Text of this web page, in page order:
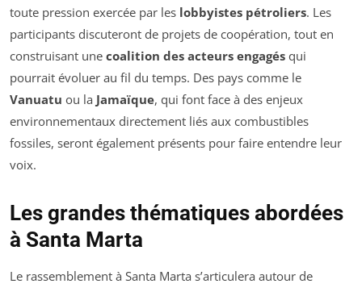
toute pression exercée par les lobbyistes pétroliers. Les
participants discuteront de projets de coopération, tout en
construisant une coalition des acteurs engagés qui
pourrait évoluer au fil du temps. Des pays comme le
Vanuatu ou la Jamaïque, qui font face à des enjeux
environnementaux directement liés aux combustibles
fossiles, seront également présents pour faire entendre leur
voix.
Les grandes thématiques abordées
à Santa Marta
Le rassemblement à Santa Marta s’articulera autour de